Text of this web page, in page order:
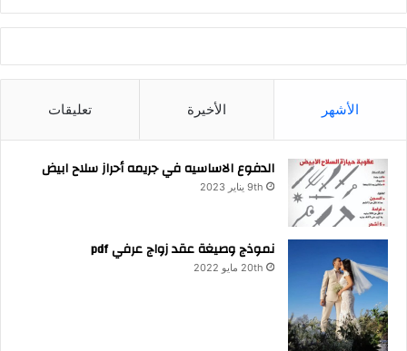
الأشهر الأخيرة تعليقات
الدفوع الاساسيه في جريمه أحراز سلاح ابيض
9th يناير 2023
نموذج وصيغة عقد زواج عرفي pdf
20th مايو 2022